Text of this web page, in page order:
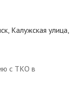
Калужская улица,
с ТКО в